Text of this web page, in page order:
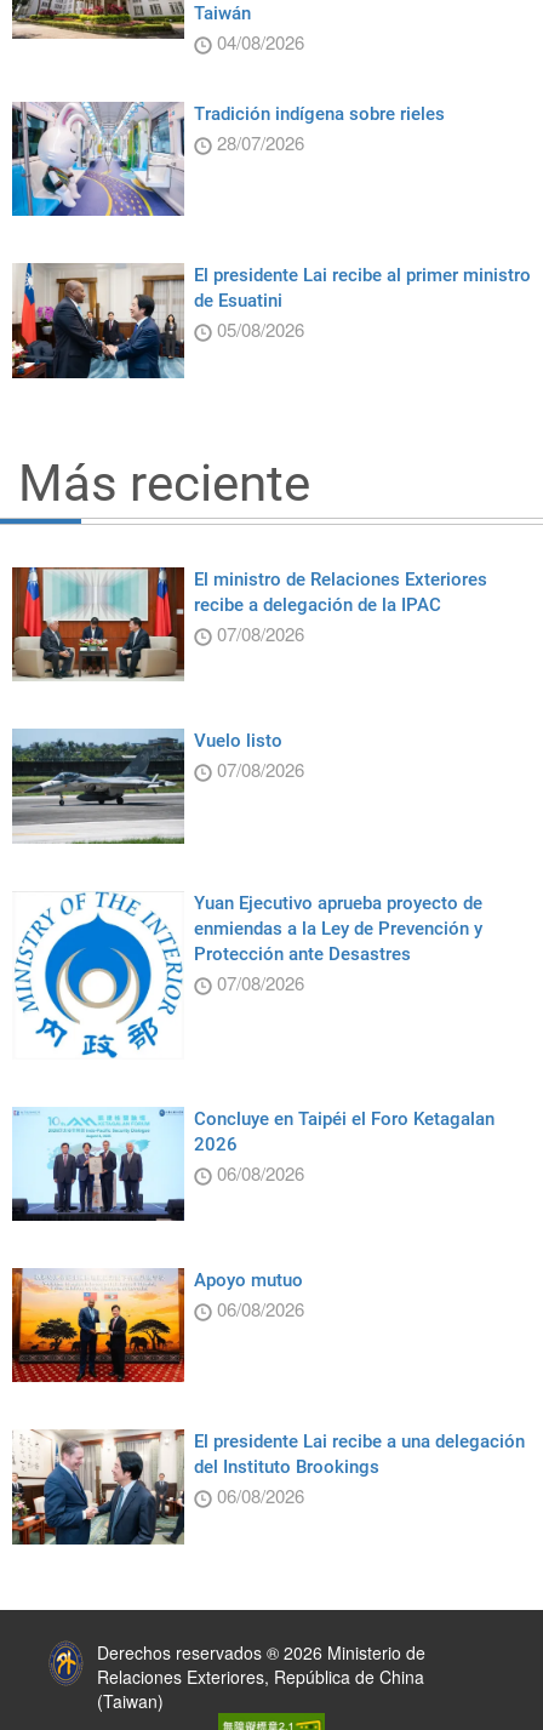
Taiwán
04/08/2026
Tradición indígena sobre rieles
28/07/2026
El presidente Lai recibe al primer ministro
de Esuatini
05/08/2026
Más reciente
El ministro de Relaciones Exteriores
recibe a delegación de la IPAC
07/08/2026
Vuelo listo
07/08/2026
Yuan Ejecutivo aprueba proyecto de
enmiendas a la Ley de Prevención y
Protección ante Desastres
07/08/2026
Concluye en Taipéi el Foro Ketagalan
2026
06/08/2026
Apoyo mutuo
06/08/2026
El presidente Lai recibe a una delegación
del Instituto Brookings
06/08/2026
Derechos reservados ® 2026 Ministerio de
Relaciones Exteriores, República de China
(Taiwan)